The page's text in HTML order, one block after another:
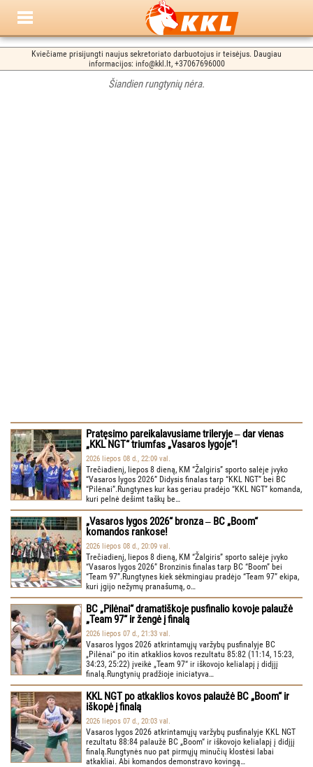
Kviečiame prisijungti naujus sekretoriato darbuotojus ir teisėjus. Daugiau
informacijos: info@kkl.lt, +37067696000
Šiandien rungtynių nėra.
Pratęsimo pareikalavusiame trileryje ‒ dar vienas
„KKL NGT“ triumfas „Vasaros lygoje“!
2026 liepos 08 d., 22:09 val.
Trečiadienį, liepos 8 dieną, KM “Žalgiris” sporto salėje įvyko
“Vasaros lygos 2026” Didysis finalas tarp “KKL NGT” bei BC
“Pilėnai”.Rungtynes kur kas geriau pradėjo “KKL NGT” komanda,
kuri pelnė dešimt taškų be…
„Vasaros lygos 2026“ bronza ‒ BC „Boom“
komandos rankose!
2026 liepos 08 d., 20:09 val.
Trečiadienį, liepos 8 dieną, KM “Žalgiris” sporto salėje įvyko
“Vasaros lygos 2026” Bronzinis finalas tarp BC “Boom” bei
“Team 97”.Rungtynes kiek sėkmingiau pradėjo “Team 97” ekipa,
kuri įgijo nežymų pranašumą, o…
BC „Pilėnai“ dramatiškoje pusfinalio kovoje palaužė
„Team 97“ ir žengė į finalą
2026 liepos 07 d., 21:33 val.
Vasaros lygos 2026 atkrintamųjų varžybų pusfinalyje BC
„Pilėnai“ po itin atkaklios kovos rezultatu 85:82 (11:14, 15:23,
34:23, 25:22) įveikė „Team 97“ ir iškovojo kelialapį į didįjį
finalą.Rungtynių pradžioje iniciatyva…
KKL NGT po atkaklios kovos palaužė BC „Boom“ ir
iškopė į finalą
2026 liepos 07 d., 20:03 val.
Vasaros lygos 2026 atkrintamųjų varžybų pusfinalyje KKL NGT
rezultatu 88:84 palaužė BC „Boom“ ir iškovojo kelialapį į didįjį
finalą.Rungtynės nuo pat pirmųjų minučių klostėsi labai
atkakliai. Abi komandos demonstravo kovingą…